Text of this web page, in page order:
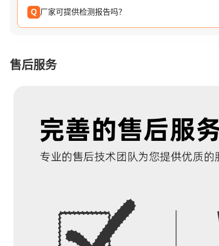
Q 厂家可提供检测报告吗？
售后服务